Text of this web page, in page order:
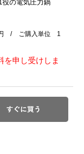
役の電気圧力鍋
円 / ご購入単位 1
申し受けしま